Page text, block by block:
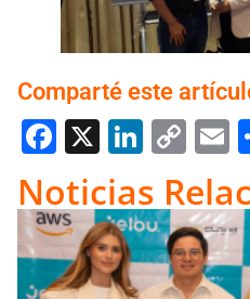
Comparté este
Facebook
X
Link
Noticias